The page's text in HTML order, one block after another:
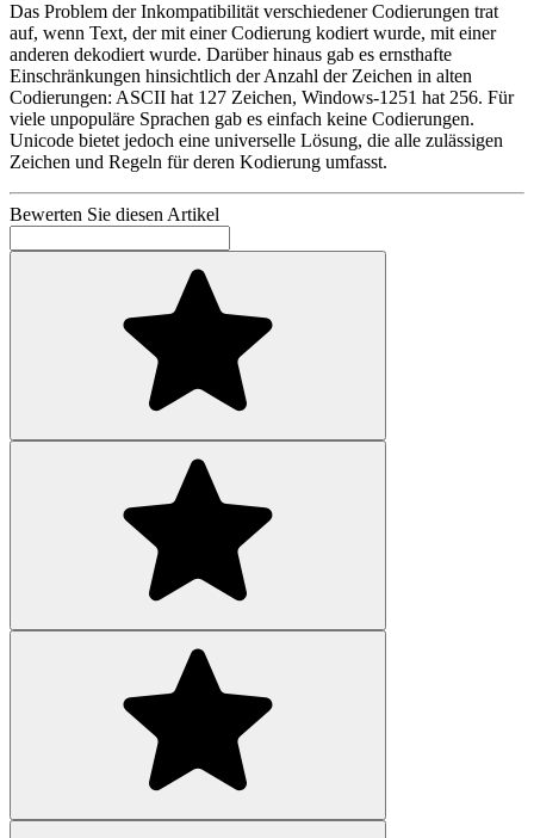
Das Problem der Inkompatibilität verschiedener Codierungen trat
auf, wenn Text, der mit einer Codierung kodiert wurde, mit einer
anderen dekodiert wurde. Darüber hinaus gab es ernsthafte
Einschränkungen hinsichtlich der Anzahl der Zeichen in alten
Codierungen: ASCII hat 127 Zeichen, Windows-1251 hat 256. Für
viele unpopuläre Sprachen gab es einfach keine Codierungen.
Unicode bietet jedoch eine universelle Lösung, die alle zulässigen
Zeichen und Regeln für deren Kodierung umfasst.
Bewerten Sie diesen Artikel